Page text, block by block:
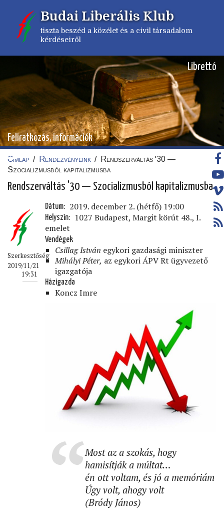
tartalomra
Budai Liberális Klub
tiszta beszéd a közélet és a civil társadalom
kérdéseiről
Librettó
Feliratkozás, információk
Morzsa
Címlap / Rendezvényeink /
Rendszerváltás '30 —
Szocializmusból kapitalizmusba
Rendszerváltás '30 — Szocializmusból kapitalizmusba
Szerkesztőség
2019/11/21
19:31
Dátum 2019. december 2. (hétfő) 19:00
Helyszín
1027 Budapest, Margit körút 48., I.
emelet
Vendégek
Csillag István egykori gazdasági miniszter
Mihályi Péter, az egykori ÁPV Rt ügyvezető
igazgatója
Házigazda
Koncz Imre
Most az a szokás, hogy
hamisítják a múltat…
én ott voltam, és jó a memóriám
Úgy volt, ahogy volt
(Bródy János)